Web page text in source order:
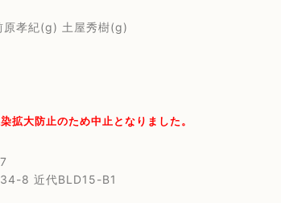
孝紀(g) 土屋秀樹(g)
拡大防止のため中止となりました。
8 近代BLD15-B1